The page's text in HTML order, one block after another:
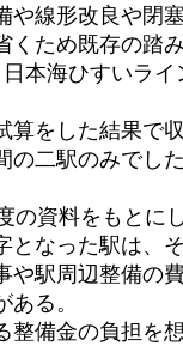
や線形改良や閉
くため既存の踏
本海ひすいラ
算をした結果で
の二駅のみでした
の資料をもとに
となった駅は、
や駅周辺整備の
る。
整備金の負担を